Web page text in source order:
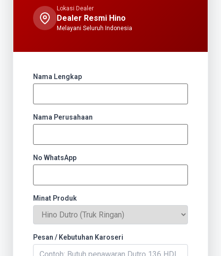
Lokasi Dealer
Dealer Resmi Hino
Melayani Seluruh Indonesia
Nama Lengkap
Nama Perusahaan
No WhatsApp
Minat Produk
Pesan / Kebutuhan Karoseri